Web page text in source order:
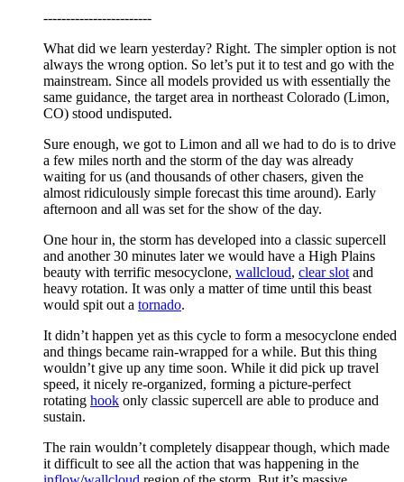
------------------------
What did we learn yesterday? Right. The simpler option is not
always the wrong option. So let’s put it to test and go with the
mainstream. Since all models provided us with essentially the
same guidance, the target area in northeast Colorado (Limon,
CO) stood undisputed.
Sure enough, we got to Limon and all we had to do is to drive
a few miles north and the storm of the day was already
waiting for us (and thousands of other chasers, given the
almost ridiculously simple forecast this time around). Early
afternoon and all was set for the show of the day.
One hour in, the storm has developed into a classic supercell
and another 30 minutes later we would have a High Plains
beauty with terrific mesocyclone, wallcloud, clear slot and
heavy rotation. It was only a matter of time until this beast
would spit out a tornado.
It didn’t happen yet as this cycle to form a mesocyclone ended
and things became rain-wrapped for a while. But this thing
wouldn’t give up any time soon. While it did pick up travel
speed, it nicely re-organized, forming a picture-perfect
rotating hook only classic supercell are able to produce and
sustain.
The rain wouldn’t completely disappear though, which made
it difficult to see all the action that was happening in the